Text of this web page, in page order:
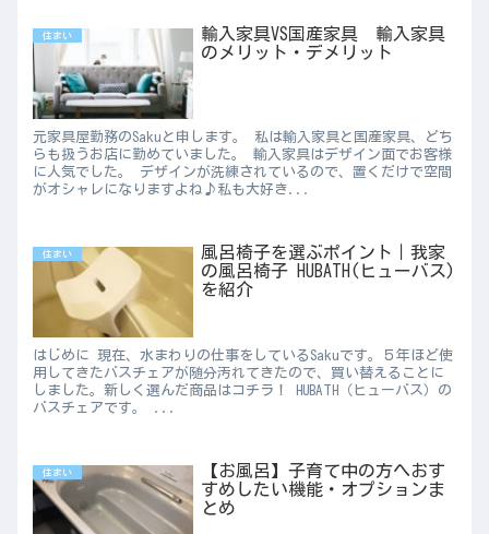
住まい
輸入家具VS国産家具 輸入家具
のメリット・デメリット
元家具屋勤務のSakuと申します。 私は輸入家具と国産家具、どち
らも扱うお店に勤めていました。 輸入家具はデザイン面でお客様
に人気でした。 デザインが洗練されているので、置くだけで空間
がオシャレになりますよね♪私も大好き...
住まい
風呂椅子を選ぶポイント｜我家
の風呂椅子 HUBATH(ヒューバス)
を紹介
はじめに 現在、水まわりの仕事をしているSakuです。５年ほど使
用してきたバスチェアが随分汚れてきたので、買い替えることに
しました。新しく選んだ商品はコチラ！ HUBATH（ヒューバス）の
バスチェアです。 ...
住まい
【お風呂】子育て中の方へおす
すめしたい機能・オプションま
とめ